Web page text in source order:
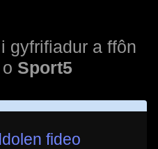
gyfrifiadur a ffôn
Sport5
fideo